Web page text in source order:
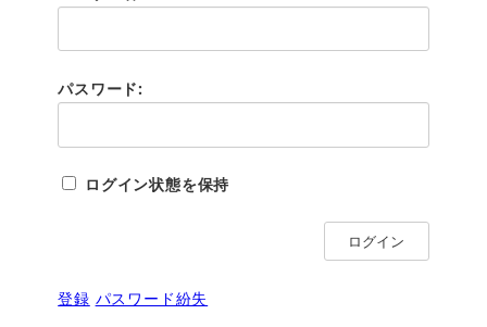
パスワード:
ログイン状態を保持
ログイン
登録 パスワード紛失